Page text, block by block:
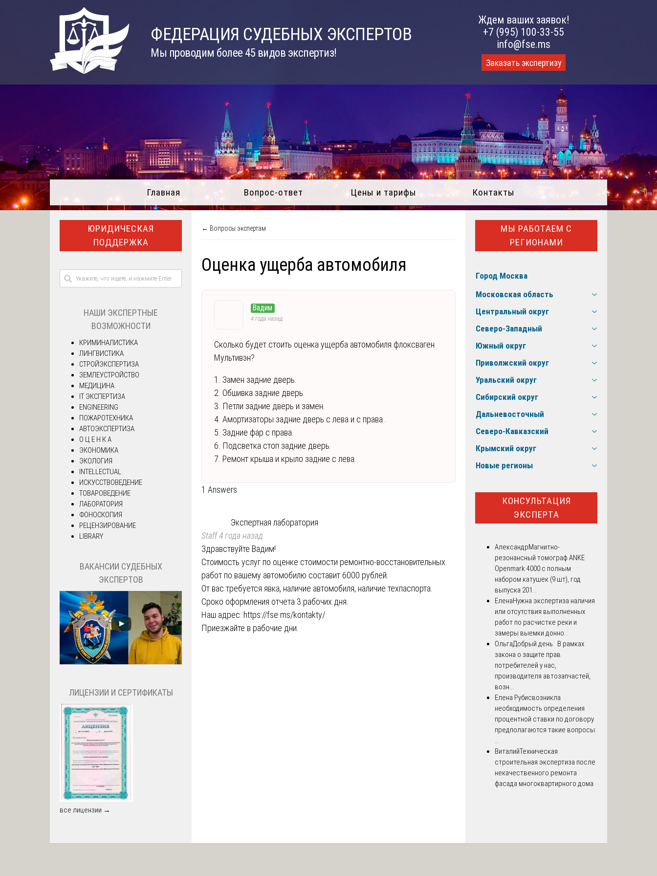
ФЕДЕРАЦИЯ СУДЕБНЫХ ЭКСПЕРТОВ
Мы проводим более 45 видов экспертиз!
Ждем ваших заявок!
+7 (995) 100-33-55
info@fse.ms
Заказать экспертизу
Главная Вопрос-ответ Цены и тарифы Контакты
← Вопросы экспертам
Оценка ущерба автомобиля
Вадим
4 года назад
Cколько будет стоить оценка ущерба автомобиля флоксваген
Мультивэн?
1. Замен задние дверь.
2. Обшивка задние дверь.
3. Петли задние дверь и замен.
4. Амортизаторы задние дверь с лева и с права .
5. Задние фар с права.
6. Подсветка стоп задние дверь.
7. Ремонт крыша и крыло задние с лева.
1 Answers
Экспертная лаборатория
Staff4 года назад
Здравствуйте Вадим!
Стоимость услуг по оценке стоимости ремонтно-восстановительных
работ по вашему автомобилю составит 6000 рублей.
От вас требуется явка, наличие автомобиля, наличие техпаспорта.
Сроко оформления отчета 3 рабочих дня.
Наш адрес: https://fse.ms/kontakty/
Приезжайте в рабочие дни.
ЮРИДИЧЕСКАЯ
ПОДДЕРЖКА
НАШИ ЭКСПЕРТНЫЕ
ВОЗМОЖНОСТИ
КРИМИНАЛИСТИКА
ЛИНГВИСТИКА
СТРОЙЭКСПЕРТИЗА
ЗЕМЛЕУСТРОЙСТВО
МЕДИЦИНА
IT ЭКСПЕРТИЗА
ENGINEERING
ПОЖАРОТЕХНИКА
АВТОЭКСПЕРТИЗА
О Ц Е Н К А
ЭКОНОМИКА
ЭКОЛОГИЯ
INTELLECTUAL
ИСКУССТВОВЕДЕНИЕ
ТОВАРОВЕДЕНИЕ
ЛАБОРАТОРИЯ
ФОНОСКОПИЯ
РЕЦЕНЗИРОВАНИЕ
LIBRARY
ВАКАНСИИ СУДЕБНЫХ
ЭКСПЕРТОВ
ЛИЦЕНЗИИ И СЕРТИФИКАТЫ
все лицензии →
МЫ РАБОТАЕМ С
РЕГИОНАМИ
Город Москва
Московская область
Центральный округ
Северо-Западный
Южный округ
Приволжский округ
Уральский округ
Сибирский округ
Дальневосточный
Северо-Кавказский
Крымский округ
Новые регионы
КОНСУЛЬТАЦИЯ
ЭКСПЕРТА
АлександрМагнитно-
резонансный томограф ANKE
Openmark 4000 с полным
набором катушек (9 шт), год
выпуска 201...
ЕленаНужна экспертиза наличия
или отсутствия выполненных
работ по расчистке реки и
замеры выемки донно...
ОльгаДобрый день. В рамках
закона о защите прав
потребителей у нас,
производителя автозапчастей,
возн...
Елена Рубисвозникла
необходимость определения
процентной ставки по договору.
предполагаются такие вопросы:
...
ВиталийТехническая
строительная экспертиза после
некачественного ремонта
фасада многоквартирного дома